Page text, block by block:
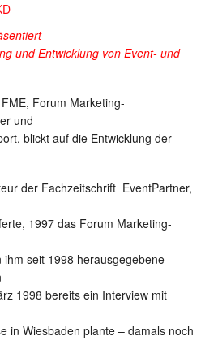
und Entwicklung von Event- und
Forum Marketing-
und
blickt auf die Entwicklung der
der Fachzeitschrift EventPartner,
1997 das Forum Marketing-
ihm seit 1998 herausgegebene
1998 bereits ein Interview mit
in Wiesbaden plante – damals noch